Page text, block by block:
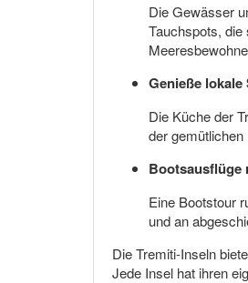
Die Gewässer
Tauchspots, die
Genieße
Die Küche der
der
Bootsausflüge
Eine Bootstour
und an
Die Tremiti-Inseln
Jede Insel hat ihren